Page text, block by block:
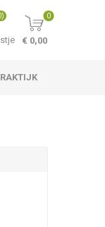
0
€ 0,00